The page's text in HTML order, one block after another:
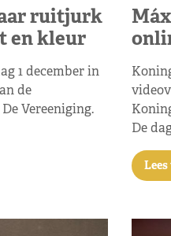
ruitjurk
en kleur
1 december in
de
Vereeniging.
De